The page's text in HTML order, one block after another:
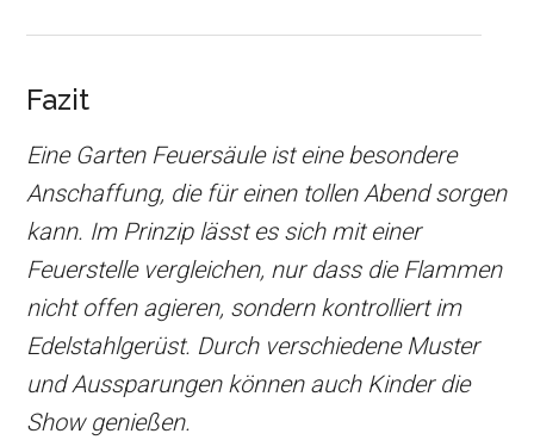
Fazit
Eine Garten Feuersäule ist eine besondere
Anschaffung, die für einen tollen Abend sorgen
kann. Im Prinzip lässt es sich mit einer
Feuerstelle vergleichen, nur dass die Flammen
nicht offen agieren, sondern kontrolliert im
Edelstahlgerüst. Durch verschiedene Muster
und Aussparungen können auch Kinder die
Show genießen.